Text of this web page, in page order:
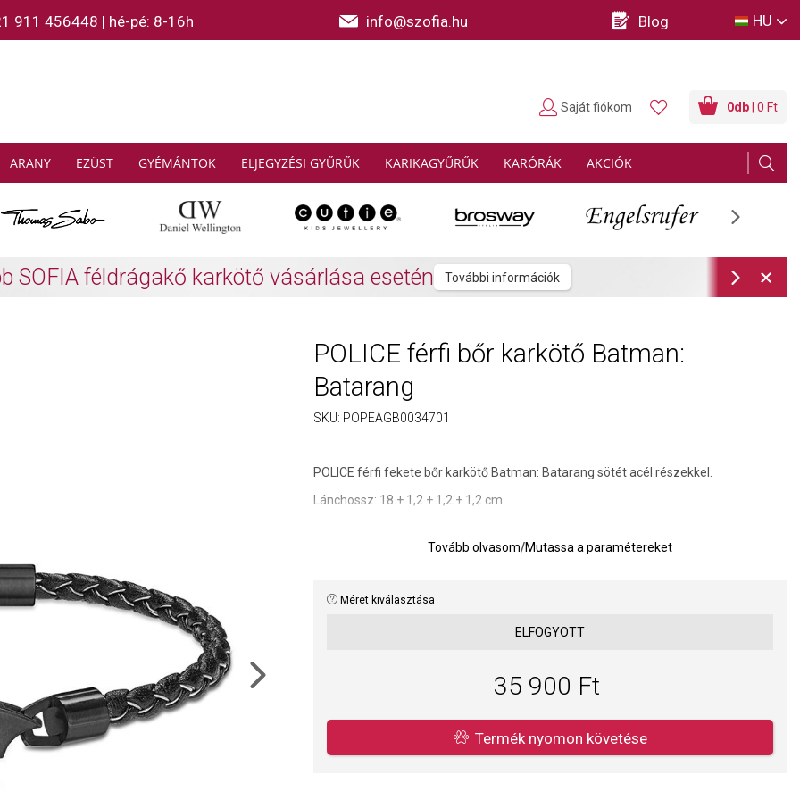
911 456448 | hé-pé: 8-16h info@szofia.hu Blog HU
ARANY EZÜST GYÉMÁNTOK ELJEGYZÉSI GYŰRŰK KARIKAGYŰRŰK KARÓRÁK AKCIÓK
0db | 0 Ft
Saját fiókom
SABO: Gyűjtsön és spóroljon További információk
POLICE férfi bőr karkötő Batman:
Batarang
SKU: POPEAGB0034701
POLICE férfi fekete bőr karkötő Batman: Batarang sötét acél részekkel.
Lánchossz: 18 + 1,2 + 1,2 + 1,2 cm.
Tovább olvasom/Mutassa a paramétereket
Méret kiválasztása
ELFOGYOTT
35 900 Ft
Termék nyomon követése